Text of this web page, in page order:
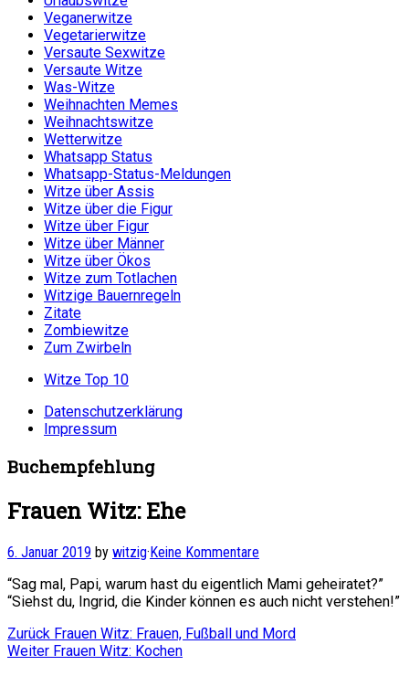
Veganerwitze
Vegetarierwitze
Versaute Sexwitze
Versaute Witze
Was-Witze
Weihnachten Memes
Weihnachtswitze
Wetterwitze
Whatsapp Status
Whatsapp-Status-Meldungen
Witze über Assis
Witze über die Figur
Witze über Figur
Witze über Männer
Witze über Ökos
Witze zum Totlachen
Witzige Bauernregeln
Zitate
Zombiewitze
Zum Zwirbeln
Witze Top 10
Datenschutzerklärung
Impressum
Buchempfehlung
Frauen Witz: Ehe
6. Januar 2019 by witzig·Keine Kommentare
“Sag mal, Papi, warum hast du eigentlich Mami geheiratet?”
“Siehst du, Ingrid, die Kinder können es auch nicht verstehen!”
Beitragsnavigation
Zurück Vorheriger
Beitrag:
Frauen Witz: Frauen, Fußball und Mord
Weiter Nächster
Frauen Witz: Kochen